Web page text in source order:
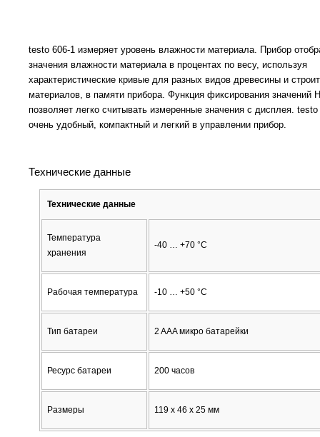
testo 606-1 измеряет уровень влажности материала. Прибор
значения влажности материала в процентах по весу, используя
характеристические кривые для разных видов древесины и
материалов, в памяти прибора. Функция фиксирования значений
позволяет легко считывать измеренные значения с дисплея.
очень удобный, компактный и легкий в управлении прибор.
Технические данные
Технические данные
Температура
хранения
-40 … +70 °C
Рабочая температура -10 … +50 °C
Тип батареи 2 AAA микро батарейки
Ресурс батареи 200 часов
Размеры 119 x 46 x 25 мм